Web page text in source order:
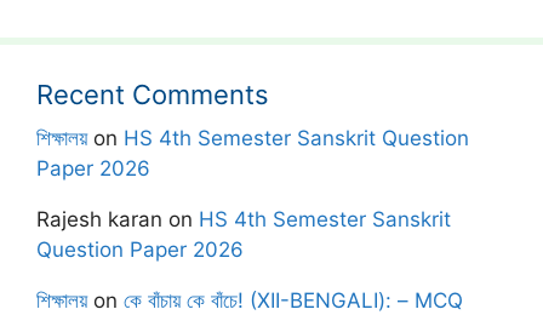
Recent Comments
শিক্ষালয়on HS 4th Semester Sanskrit Question
Paper 2026
Rajesh karan on HS 4th Semester Sanskrit
Question Paper 2026
শিক্ষালয়on কে বাঁচায় কে বাঁচে! (XII-BENGALI): – MCQ